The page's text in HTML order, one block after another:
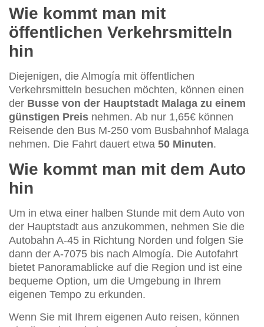
Wie kommt man mit
öffentlichen Verkehrsmitteln
hin
Diejenigen, die Almogía mit öffentlichen
Verkehrsmitteln besuchen möchten, können einen
der Busse von der Hauptstadt Malaga zu einem
günstigen Preis nehmen. Ab nur 1,65€ können
Reisende den Bus M-250 vom Busbahnhof Malaga
nehmen. Die Fahrt dauert etwa 50 Minuten.
Wie kommt man mit dem Auto
hin
Um in etwa einer halben Stunde mit dem Auto von
der Hauptstadt aus anzukommen, nehmen Sie die
Autobahn A-45 in Richtung Norden und folgen Sie
dann der A-7075 bis nach Almogía. Die Autofahrt
bietet Panoramablicke auf die Region und ist eine
bequeme Option, um die Umgebung in Ihrem
eigenen Tempo zu erkunden.
Wenn Sie mit Ihrem eigenen Auto reisen, können